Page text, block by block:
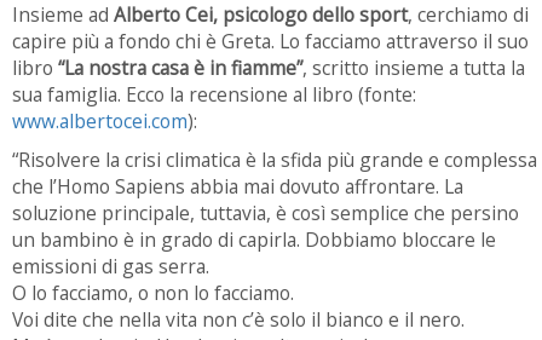
Insieme ad Alberto Cei, psicologo dello sport, cerchiamo di
capire più a fondo chi è Greta. Lo facciamo attraverso il suo
libro “La nostra casa è in fiamme”, scritto insieme a tutta la
sua famiglia. Ecco la recensione al libro (fonte:
www.albertocei.com):
“Risolvere la crisi climatica è la sfida più grande e complessa
che l’Homo Sapiens abbia mai dovuto affrontare. La
soluzione principale, tuttavia, è così semplice che persino
un bambino è in grado di capirla. Dobbiamo bloccare le
emissioni di gas serra.
O lo facciamo, o non lo facciamo.
Voi dite che nella vita non c’è solo il bianco e il nero.